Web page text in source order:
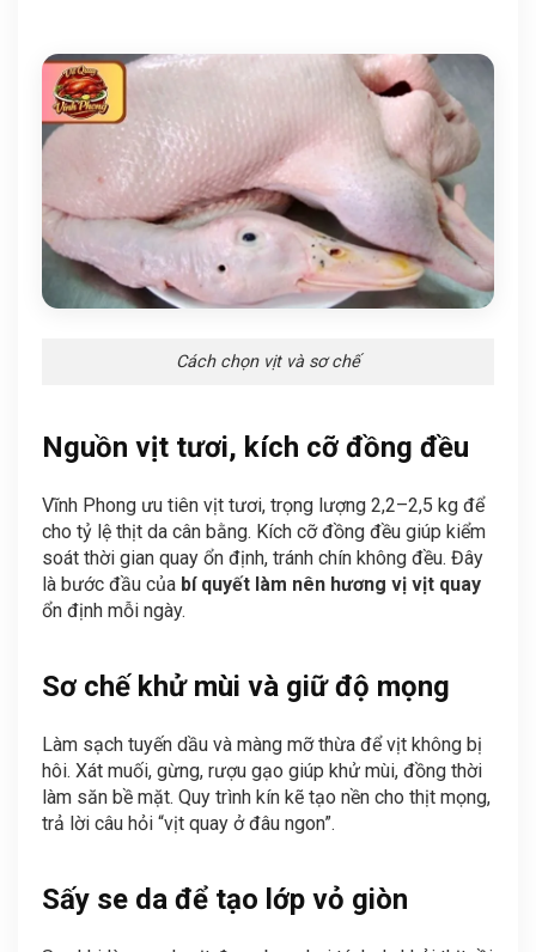
Cách chọn vịt và sơ chế
Nguồn vịt tươi, kích cỡ đồng đều
Vĩnh Phong ưu tiên vịt tươi, trọng lượng 2,2–2,5 kg để
cho tỷ lệ thịt da cân bằng. Kích cỡ đồng đều giúp kiểm
soát thời gian quay ổn định, tránh chín không đều. Đây
là bước đầu của bí quyết làm nên hương vị vịt quay
ổn định mỗi ngày.
Sơ chế khử mùi và giữ độ mọng
Làm sạch tuyến dầu và màng mỡ thừa để vịt không bị
hôi. Xát muối, gừng, rượu gạo giúp khử mùi, đồng thời
làm săn bề mặt. Quy trình kín kẽ tạo nền cho thịt mọng,
trả lời câu hỏi “vịt quay ở đâu ngon”.
Sấy se da để tạo lớp vỏ giòn